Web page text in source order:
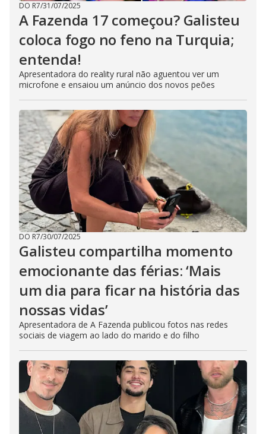
DO R7/31/07/2025
A Fazenda 17 começou? Galisteu
coloca fogo no feno na Turquia;
entenda!
Apresentadora do reality rural não aguentou ver um
microfone e ensaiou um anúncio dos novos peões
DO R7/30/07/2025
Galisteu compartilha momento
emocionante das férias: ‘Mais
um dia para ficar na história das
nossas vidas’
Apresentadora de A Fazenda publicou fotos nas redes
sociais de viagem ao lado do marido e do filho